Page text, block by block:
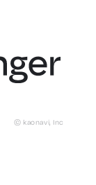
© kaonavi, Inc